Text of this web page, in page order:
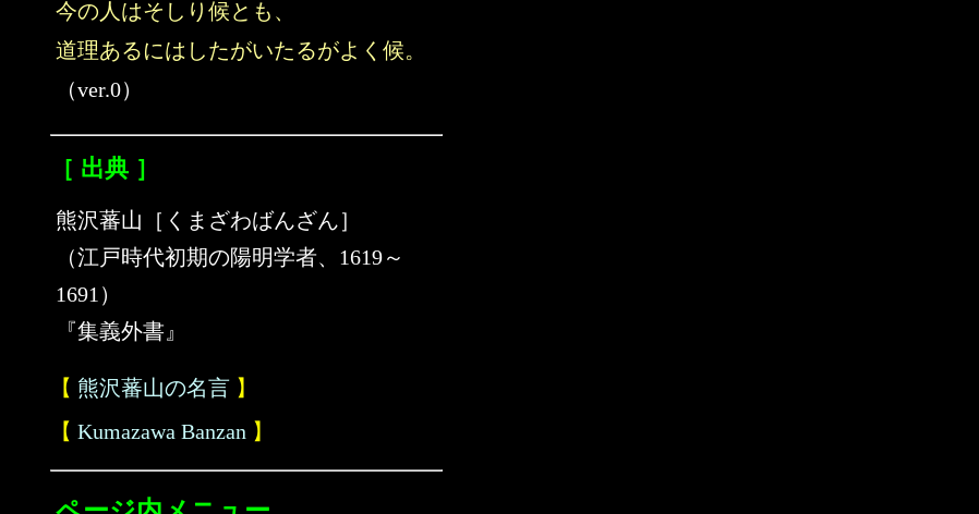
今の人はそしり候とも、
道理あるにはしたがいたるがよく候。
（ver.0）
［ 出典 ］
熊沢蕃山［くまざわばんざん］
（江戸時代初期の陽明学者、1619～
1691）
『集義外書』
【 熊沢蕃山の名言 】
【 Kumazawa Banzan 】